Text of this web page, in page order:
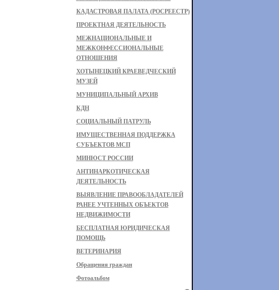
КАДАСТРОВАЯ ПАЛАТА (РОСРЕЕСТР)
ПРОЕКТНАЯ ДЕЯТЕЛЬНОСТЬ
МЕЖНАЦИОНАЛЬНЫЕ И
МЕЖКОНФЕССИОНАЛЬНЫЕ
ОТНОШЕНИЯ
ХОТЫНЕЦКИЙ КРАЕВЕДЧЕСКИЙ
МУЗЕЙ
МУНИЦИПАЛЬНЫЙ АРХИВ
КДН
СОЦИАЛЬНЫЙ ПАТРУЛЬ
ИМУЩЕСТВЕННАЯ ПОДДЕРЖКА
СУБЪЕКТОВ МСП
МИНЮСТ РОССИИ
АНТИНАРКОТИЧЕСКАЯ
ДЕЯТЕЛЬНОСТЬ
ВЫЯВЛЕНИЕ ПРАВООБЛАДАТЕЛЕЙ
РАНЕЕ УЧТЕННЫХ ОБЪЕКТОВ
НЕДВИЖИМОСТИ
БЕСПЛАТНАЯ ЮРИДИЧЕСКАЯ
ПОМОЩЬ
ВЕТЕРИНАРИЯ
Обращения граждан
Фотоальбом